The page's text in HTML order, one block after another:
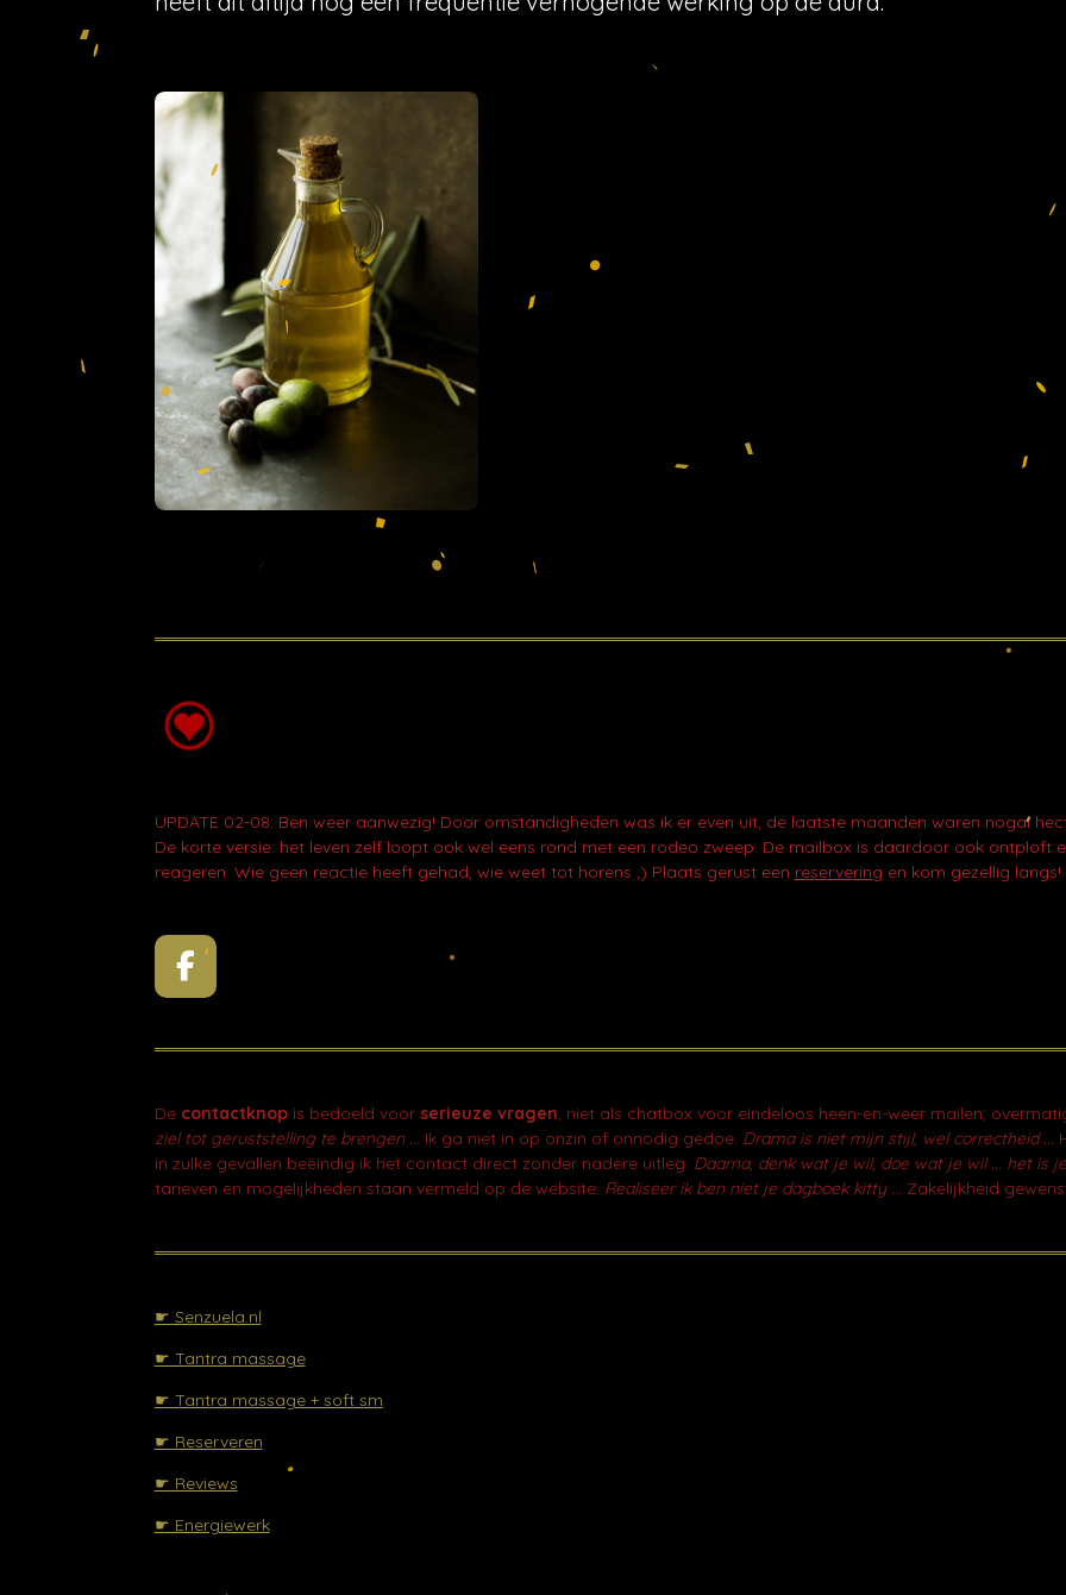
UPDATE 02-08: Ben weer aanwezig! Door omstandigheden was ik er even uit, de laatste maanden waren nogal
De korte versie: het leven zelf loopt ook wel eens rond met een rodeo zweep. De mailbox is daardoor ook ontploft
reageren. Wie geen reactie heeft gehad, wie weet tot horens ;) Plaats gerust een reservering en kom gezellig langs!
F
a
o
o
k
De contactknop is bedoeld voor serieuze vragen, niet als chatbox voor eindeloos heen-en-weer mailen,
ziel tot geruststelling te brengen ... Ik ga niet in op onzin of onnodig gedoe. Drama is niet mijn stijl, wel correctheid ...
in zulke gevallen beëindig ik het contact direct zonder nadere uitleg. Daarna, denk wat je wil, doe wat je wil ... het is
tarieven en mogelijkheden staan vermeld op de website. Realiseer ik ben niet je dagboek kitty ... Zakelijkheid
☛ Senzuela.nl
☛ Tantra massage
☛ Tantra massage + soft sm
☛ Reserveren
☛ Reviews
☛ Energiewerk